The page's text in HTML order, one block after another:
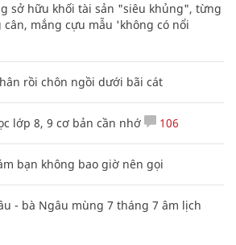
sở hữu khối tài sản "siêu khủng", từng
cân, mắng cựu mẫu 'không có nổi
rồi chôn ngồi dưới bãi cát
lớp 8, 9 cơ bản cần nhớ 106
bạn không bao giờ nên gọi
- bà Ngâu mùng 7 tháng 7 âm lịch